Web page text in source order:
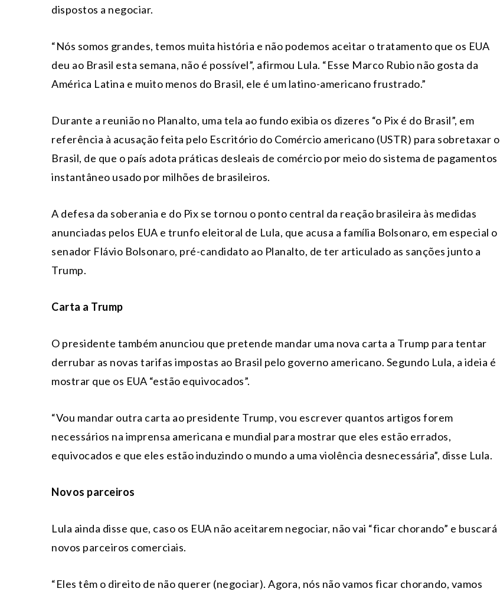
dispostos a negociar.
“Nós somos grandes, temos muita história e não podemos aceitar o tratamento que os EUA
deu ao Brasil esta semana, não é possível”, afirmou Lula. “Esse Marco Rubio não gosta da
América Latina e muito menos do Brasil, ele é um latino-americano frustrado.”
Durante a reunião no Planalto, uma tela ao fundo exibia os dizeres “o Pix é do Brasil”, em
referência à acusação feita pelo Escritório do Comércio americano (USTR) para sobretaxar o
Brasil, de que o país adota práticas desleais de comércio por meio do sistema de pagamentos
instantâneo usado por milhões de brasileiros.
A defesa da soberania e do Pix se tornou o ponto central da reação brasileira às medidas
anunciadas pelos EUA e trunfo eleitoral de Lula, que acusa a família Bolsonaro, em especial o
senador Flávio Bolsonaro, pré-candidato ao Planalto, de ter articulado as sanções junto a
Trump.
Carta a Trump
O presidente também anunciou que pretende mandar uma nova carta a Trump para tentar
derrubar as novas tarifas impostas ao Brasil pelo governo americano. Segundo Lula, a ideia é
mostrar que os EUA “estão equivocados”.
“Vou mandar outra carta ao presidente Trump, vou escrever quantos artigos forem
necessários na imprensa americana e mundial para mostrar que eles estão errados,
equivocados e que eles estão induzindo o mundo a uma violência desnecessária”, disse Lula.
Novos parceiros
Lula ainda disse que, caso os EUA não aceitarem negociar, não vai “ficar chorando” e buscará
novos parceiros comerciais.
“Eles têm o direito de não querer (negociar). Agora, nós não vamos ficar chorando, vamos